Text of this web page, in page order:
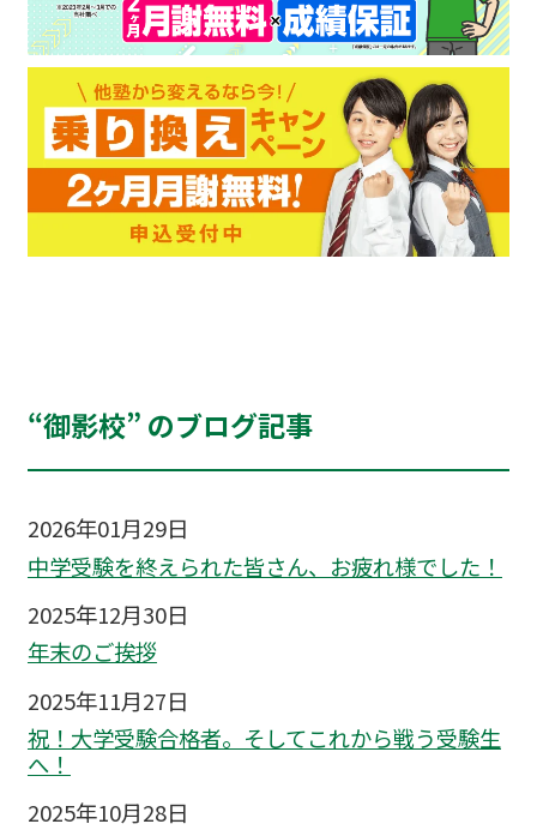
“御影校” のブログ記事
2026年01月29日
中学受験を終えられた皆さん、お疲れ様でした！
2025年12月30日
年末のご挨拶
2025年11月27日
祝！大学受験合格者。そしてこれから戦う受験生
へ！
2025年10月28日